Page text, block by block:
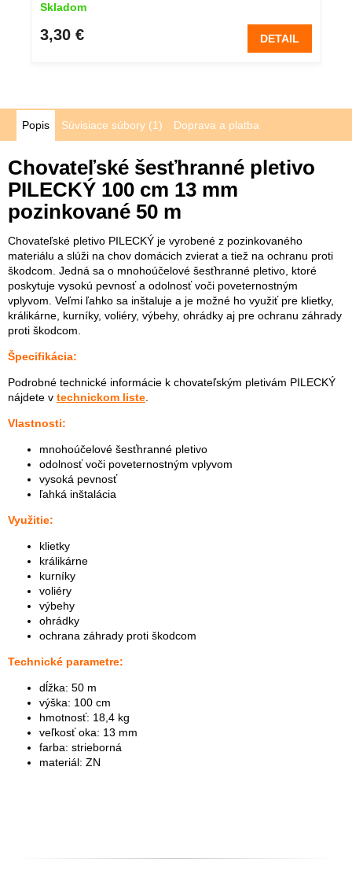
Skladom
3,30 € DETAIL
Popis Súvisiace súbory (1) Doprava a platba
Chovateľské šesťhranné pletivo
PILECKÝ 100 cm 13 mm
pozinkované 50 m
Chovateľské pletivo PILECKÝ je vyrobené z pozinkovaného
materiálu a slúži na chov domácich zvierat a tiež na ochranu proti
škodcom. Jedná sa o mnohoúčelové šesťhranné pletivo, ktoré
poskytuje vysokú pevnosť a odolnosť voči poveternostným
vplyvom. Veľmi ľahko sa inštaluje a je možné ho využiť pre klietky,
králikárne, kurníky, voliéry, výbehy, ohrádky aj pre ochranu záhrady
proti škodcom.
Špecifikácia:
Podrobné technické informácie k chovateľským pletivám PILECKÝ
nájdete v technickom liste
Vlastnosti:
mnohoúčelové šesťhranné pletivo
odolnosť voči poveternostným vplyvom
vysoká pevnosť
ľahká inštalácia
Využitie:
klietky
králikárne
kurníky
voliéry
výbehy
ohrádky
ochrana záhrady proti škodcom
Technické parametre:
dĺžka: 50 m
výška: 100 cm
hmotnosť: 18,4 kg
veľkosť oka: 13 mm
farba: strieborná
materiál: ZN